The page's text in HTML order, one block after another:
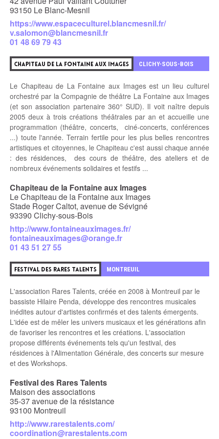
93150 Le Blanc-Mesnil
https://www.espaceculturel.blancmesnil.fr/
v.salomon@blancmesnil.fr
01 48 69 79 43
CHAPITEAU DE LA FONTAINE AUX IMAGES CLICHY-SOUS-BOIS
Le Chapiteau de La Fontaine aux Images est un lieu culturel
orchestré par la Compagnie de théâtre La Fontaine aux Images
(et son association partenaire 360° SUD). Il voit naître depuis
2005 deux à trois créations théâtrales par an et accueille une
programmation (théâtre, concerts, ciné-concerts, conférences
...) toute l'année. Terrain fertile pour les plus belles rencontres
artistiques et citoyennes, le Chapiteau c'est aussi chaque année
: des résidences, des cours de théâtre, des ateliers et de
nombreux événements solidaires et festifs ...
Chapiteau de la Fontaine aux Images
Le Chapiteau de la Fontaine aux Images
Stade Roger Caltot, avenue de Sévigné
93390 Clichy-sous-Bois
http://www.fontaineauximages.fr/
fontaineauximages@orange.fr
01 43 51 27 55
FESTIVAL DES RARES TALENTS MONTREUIL
L'association Rares Talents, créée en 2008 à Montreuil par le
bassiste Hilaire Penda, développe des rencontres musicales
inédites autour d'artistes confirmés et des talents émergents.
L'idée est de mêler les univers musicaux et les générations afin
de favoriser les rencontres et les créations. L'association
propose différents événements tels qu'un festival, des
résidences à l'Alimentation Générale, des concerts sur mesure
et des Workshops.
Festival des Rares Talents
Maison des associations
35-37 avenue de la résistance
93100 Montreuil
http://www.rarestalents.com/
coordination@rarestalents.com